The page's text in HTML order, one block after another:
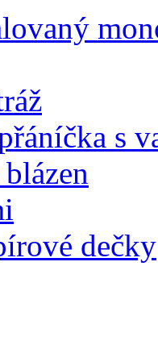
s
dečky